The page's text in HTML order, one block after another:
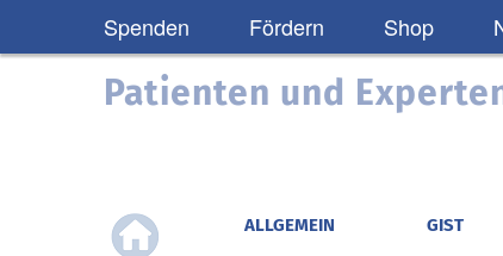
Spenden Fördern Shop
Patienten und
ALLGEMEIN GIST